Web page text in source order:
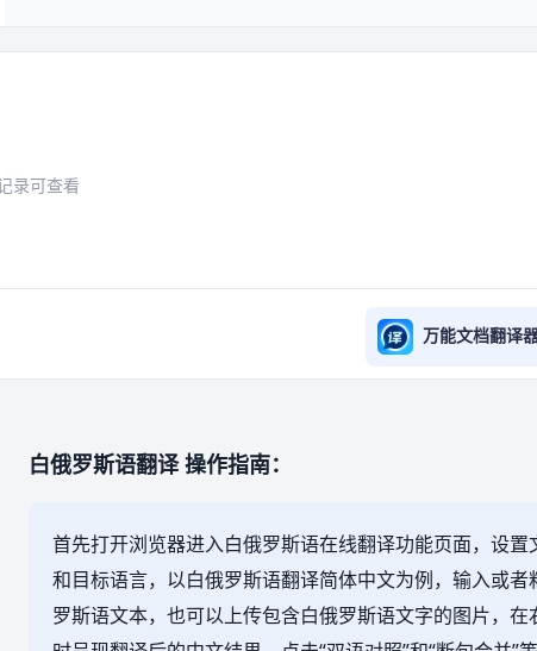
录可查看
万能文档翻译
白俄罗斯语翻译 操作指南：
首先打开浏览器进入白俄罗斯语在线翻译功能页面，设置
和目标语言，以白俄罗斯语翻译简体中文为例，输入或者
罗斯语文本，也可以上传包含白俄罗斯语文字的图片，在